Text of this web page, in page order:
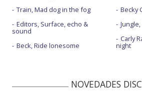
Train, Mad dog in the fog
Editors, Surface, echo &
sound
Beck, Ride lonesome
Becky
Carly
night
NOVEDADES